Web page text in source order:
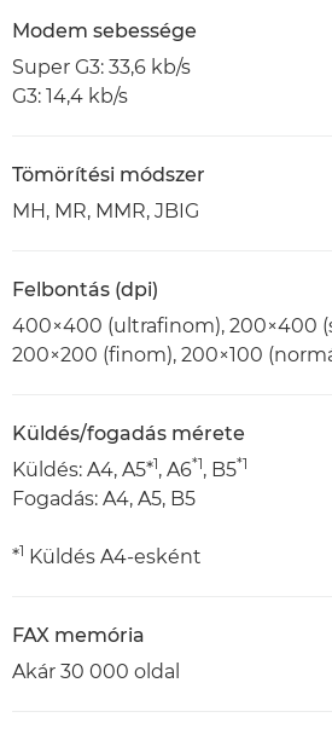
Modem sebessége
Super G3: 33,6 kb/s
G3: 14,4 kb/s
Tömörítési módszer
MH, MR, MMR, JBIG
Felbontás (dpi)
400×400 (ultrafinom), 200×400
200×200 (finom), 200×100
Küldés/fogadás mérete
Küldés: A4, A5*1, A6*1, B5*1
Fogadás: A4, A5, B5
*1 Küldés A4-esként
FAX memória
Akár 30 000 oldal